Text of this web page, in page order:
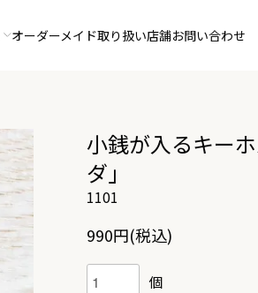
オーダーメイド取り扱い店舗お問い合わせ
小銭が入るキー
ダ」
1101
990円(税込)
個